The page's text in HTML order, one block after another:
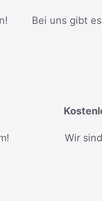
Bei uns gibt
Wir